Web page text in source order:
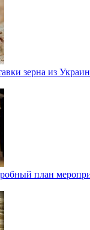
зерна из
план